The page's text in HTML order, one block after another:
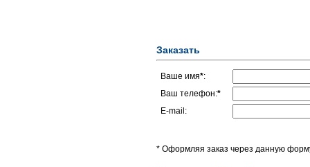
Заказать
Ваше имя*:
Ваш телефон:*
E-mail:
* Оформляя заказ через данную